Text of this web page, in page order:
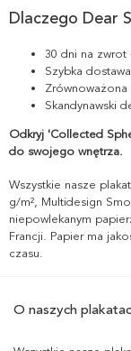
Dlaczego Dear
30 dni na zwrot
Szybka
Skandynawski
Odkryj 'Collected
do swojego wnętrza.
Wszystkie nasze
g/m², Multidesign
niepowlekanym
Francji. Papier ma
czasu.
O naszych